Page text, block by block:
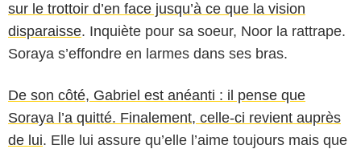
sur le trottoir d’en face jusqu’à ce que la vision
disparaisse. Inquiète pour sa soeur, Noor la rattrape.
Soraya s’effondre en larmes dans ses bras.
De son côté, Gabriel est anéanti : il pense que
Soraya l’a quitté. Finalement, celle-ci revient auprès
de lui. Elle lui assure qu’elle l’aime toujours mais que